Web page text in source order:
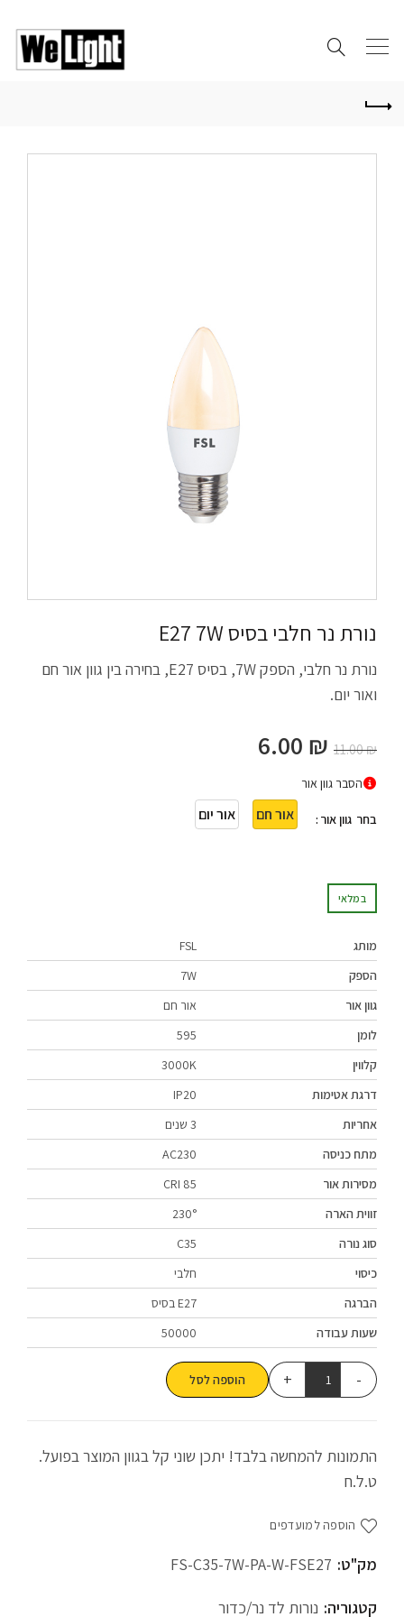
נורת נר חלבי בסיס E27 7W
נורת נר חלבי, הספק 7W, בסיס E27, בחירה בין גוון אור חם
ואור יום.
11.00₪
6.00 ₪
הסבר גוון אור
גוון אור אור חם אור יום
מותג
FSL
הספק
7W
גוון אור
אור חם
לומן
595
קלווין
3000K
דרגת אטימות
IP20
אחריות
3 שנים
מתח כניסה
AC230
מסירות אור
CRI 85
זווית הארה
230°
סוג נורה
C35
כיסוי
חלבי
הברגה
E27 בסיס
שעות עבודה
50000
במלאי
הוספה לסל
התמונות להמחשה בלבד! יתכן שוני קל בגוון המוצר בפועל.
ט.ל.ח
הוספה למועדפים
מק"ט: FS-C35-7W-PA-W-FSE27
קטגוריה: נורות לד נר/כדור